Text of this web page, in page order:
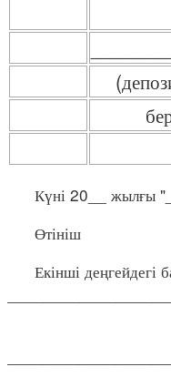
Күні 20__ жылғы
Өтініш
Екінші деңгейдегі